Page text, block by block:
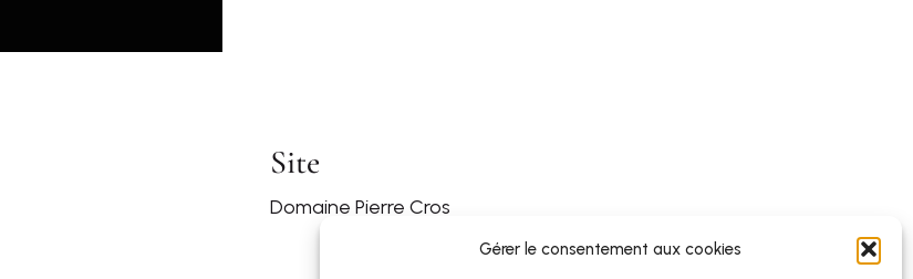
Gérer le consentement aux cookies
Site
Domaine Pierre Cros